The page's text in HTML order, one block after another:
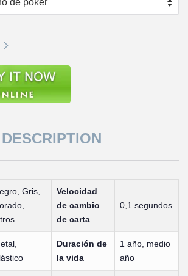
DESCRIPTION
Gris,
Velocidad
de cambio
de carta
0,1 segundos
Duración de
la vida
1 año, medio
año